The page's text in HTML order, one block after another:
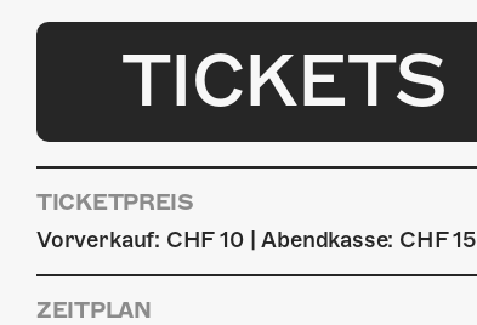
TICKETS
TICKETPREIS
Vorverkauf: CHF 10 | Abendkasse: CHF 15
ZEITPLAN